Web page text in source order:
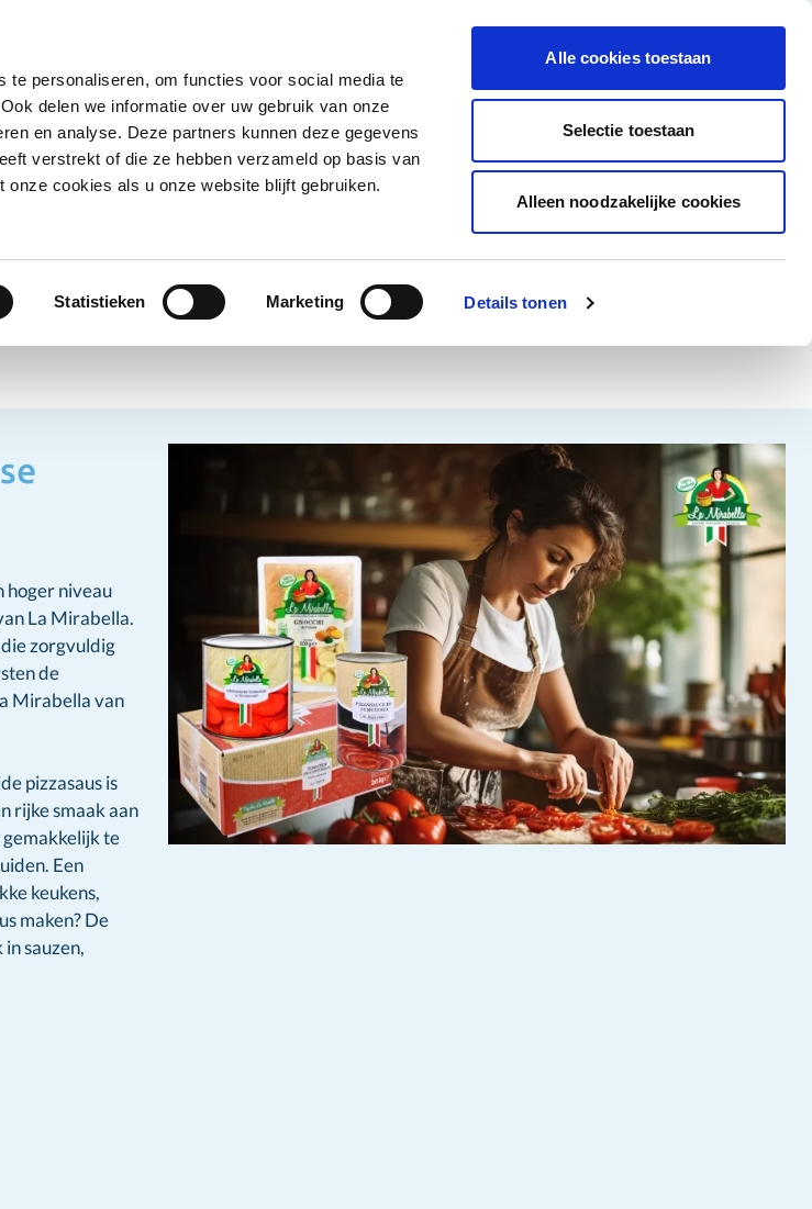
te personaliseren, om functies voor social media te
delen we informatie over uw gebruik van onze
en analyse. Deze partners kunnen deze gegevens
verstrekt of die ze hebben verzameld op basis van
cookies als u onze website blijft gebruiken.
Statistieken Marketing Details tonen
Alle cookies toestaan
Selectie toestaan
Alleen noodzakelijke cookies
Droogwaren category
Show submenu for Koelproducten category
Diepvriesproducten
Show submenu for Diepvriesproducten category
Dranken
Show submenu for Dranken category
Non-Food
Alle deals
Word klant
hoger niveau
La Mirabella.
zorgvuldig
de
Mirabella van
pizzasaus is
rijke smaak aan
gemakkelijk te
Een
keukens,
maken? De
sauzen,